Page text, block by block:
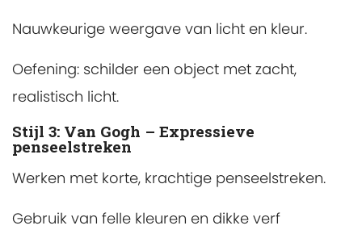
Nauwkeurige weergave van licht en kleur.
Oefening: schilder een object met zacht,
realistisch licht.
Stijl 3: Van Gogh – Expressieve
penseelstreken
Werken met korte, krachtige penseelstreken.
Gebruik van felle kleuren en dikke verf